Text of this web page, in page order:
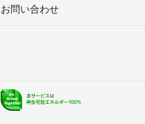
お問い合わせ